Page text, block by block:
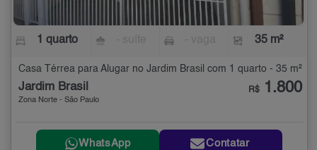
1 quarto 35 m²
Casa Térrea para Alugar no Jardim Brasil com 1 quarto - 35 m²
Jardim Brasil
Zona Norte - São Paulo
R$ 1.800
WhatsApp Contatar